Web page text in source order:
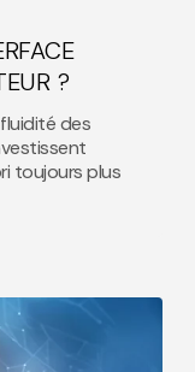
?
des
toujours plus